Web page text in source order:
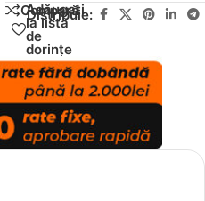
Compară
Adăugați
la lista
de
dorințe
Distribuie: